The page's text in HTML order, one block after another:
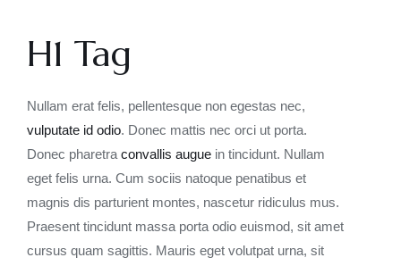
H1 Tag
Nullam erat felis, pellentesque non egestas nec,
vulputate id odio. Donec mattis nec orci ut porta.
Donec pharetra convallis augue in tincidunt. Nullam
eget felis urna. Cum sociis natoque penatibus et
magnis dis parturient montes, nascetur ridiculus mus.
Praesent tincidunt massa porta odio euismod, sit amet
cursus quam sagittis. Mauris eget volutpat urna, sit